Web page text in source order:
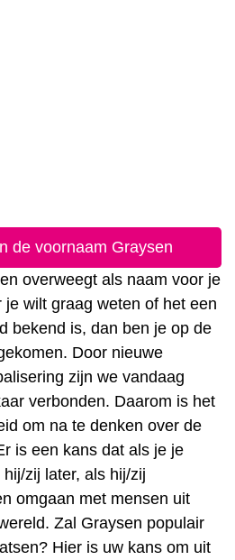
de voornaam Graysen
overweegt als naam voor je
wilt graag weten of het een
bekend is, dan ben je op de
Door nieuwe
zijn we vandaag
verbonden. Daarom is het
om na te denken over de
is een kans dat als je je
zij later, als hij/zij
omgaan met mensen uit
Zal Graysen populair
Hier is uw kans om uit